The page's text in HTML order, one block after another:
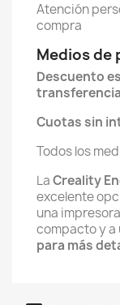
Atención
compra
Medios de
Descuento
Cuotas sin
Todos los
LaCreality
excelente
una
compacto y a
para más